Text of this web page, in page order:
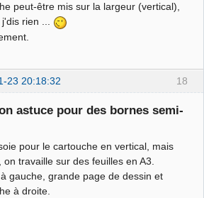
peut-être mis sur la largeur (vertical),
rien ...
18
23 20:18:32
astuce pour des bornes semi-
pour le cartouche en vertical, mais
on travaille sur des feuilles en A3.
gauche, grande page de dessin et
à droite.